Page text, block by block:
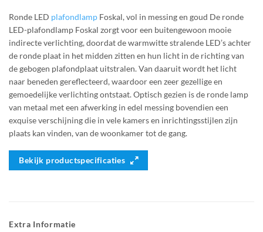
Ronde LED plafondlamp Foskal, vol in messing en goud De ronde
LED-plafondlamp Foskal zorgt voor een buitengewoon mooie
indirecte verlichting, doordat de warmwitte stralende LED’s achter
de ronde plaat in het midden zitten en hun licht in de richting van
de gebogen plafondplaat uitstralen. Van daaruit wordt het licht
naar beneden gereflecteerd, waardoor een zeer gezellige en
gemoedelijke verlichting ontstaat. Optisch gezien is de ronde lamp
van metaal met een afwerking in edel messing bovendien een
exquise verschijning die in vele kamers en inrichtingsstijlen zijn
plaats kan vinden, van de woonkamer tot de gang.
Bekijk productspecificaties
Extra Informatie